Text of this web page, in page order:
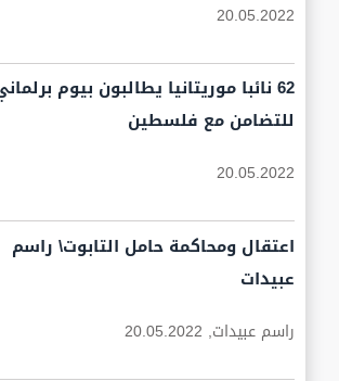
20.05.2022
62 نائبا موريتانيا يطالبون بيوم
للتضامن مع فلسطين
20.05.2022
اعتقال ومحاكمة حامل التابوت\ راسم
عبيدات
راسم عبيدات, 20.05.2022